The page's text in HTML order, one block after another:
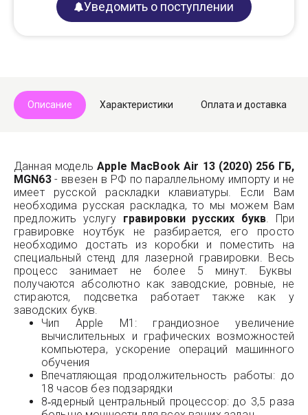
Уведомить о поступлении
Описание Характеристики Оплата и доставка
Данная модельApple MacBook Air 13 (2020) 256 ГБ,
MGN63- ввезен в РФ по параллельному импорту и не
имеет русской раскладки клавиатуры. Если Вам
необходима русская раскладка, то мы можем Вам
предложить услугу гравировки русских букв. При
гравировке ноутбук не разбирается, его просто
необходимо достать из коробки и поместить на
специальный стенд для лазерной гравировки. Весь
процесс занимает не более 5 минут. Буквы
получаются абсолютно как заводские, ровные, не
стираются, подсветка работает также как у
заводских букв.
Чип Apple M1: грандиозное увеличение
вычислительных и графических возможностей
компьютера, ускорение операций машинного
обучения
Впечатляющая продолжительность работы: до
18 часов без подзарядки
8‑ядерный центральный процессор: до 3,5 раза